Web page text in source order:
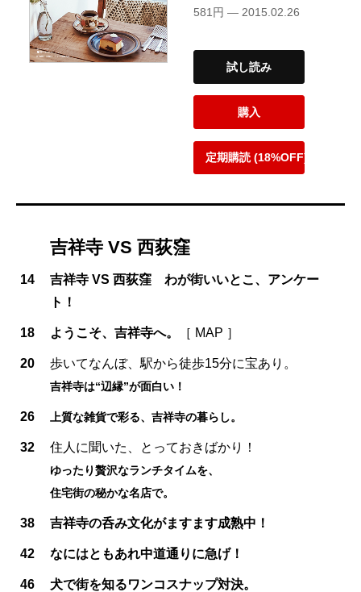
581円 — 2015.02.26
試し読み
購入
定期購読 (18%OFF)
吉祥寺 VS 西荻窪
14
吉祥寺 VS 西荻窪 わが街いいとこ、アンケー
ト！
18 ようこそ、吉祥寺へ。 ［ MAP ］
20 歩いてなんぼ、駅から徒歩15分に宝あり。
吉祥寺は“辺縁”が面白い！
26 上質な雑貨で彩る、吉祥寺の暮らし。
32 住人に聞いた、とっておきばかり！
ゆったり贅沢なランチタイムを、
住宅街の秘かな名店で。
38 吉祥寺の呑み文化がますます成熟中！
42 なにはともあれ中道通りに急げ！
46
犬で街を知るワンコスナップ対決。